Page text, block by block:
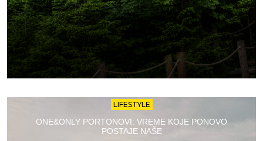
LIFESTYLE
ONE&ONLY PORTONOVI: VREME KOJE PONOVO
POSTAJE NAŠE